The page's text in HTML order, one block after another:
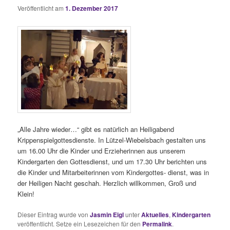
Veröffentlicht am1. Dezember 2017
„Alle Jahre wieder…“ gibt es natürlich an Heiligabend
Krippenspielgottesdienste. In Lützel-Wiebelsbach gestalten uns
um 16.00 Uhr die Kinder und Erzieherinnen aus unserem
Kindergarten den Gottesdienst, und um 17.30 Uhr berichten uns
die Kinder und Mitarbeiterinnen vom Kindergottes- dienst, was in
der Heiligen Nacht geschah. Herzlich willkommen, Groß und
Klein!
Dieser Eintrag wurde vonJasmin EiglunterAktuelles,Kindergarten
veröffentlicht. Setze ein Lesezeichen für den Permalink.